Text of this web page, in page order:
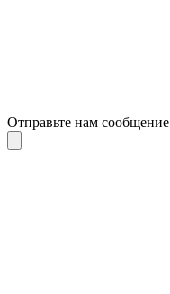
Отправьте нам сообщение